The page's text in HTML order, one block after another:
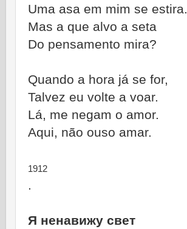
Uma asa em mim se estira.
Mas a que alvo a seta
Do pensamento mira?
Quando a hora já se for,
Talvez eu volte a voar.
Lá, me negam o amor.
Aqui, não ouso amar.
1912
.
Я ненавижу свет